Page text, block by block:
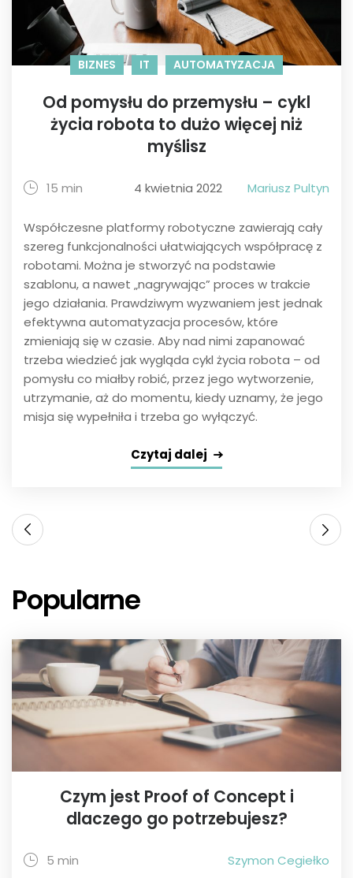
BIZNES IT AUTOMATYZACJA
Od pomysłu do przemysłu – cykl
życia robota to dużo więcej niż
myślisz
15 min 4 kwietnia 2022 Mariusz Pultyn
Współczesne platformy robotyczne zawierają cały
szereg funkcjonalności ułatwiających współpracę z
robotami. Można je stworzyć na podstawie
szablonu, a nawet „nagrywając” proces w trakcie
jego działania. Prawdziwym wyzwaniem jest jednak
efektywna automatyzacja procesów, które
zmieniają się w czasie. Aby nad nimi zapanować
trzeba wiedzieć jak wygląda cykl życia robota – od
pomysłu co miałby robić, przez jego wytworzenie,
utrzymanie, aż do momentu, kiedy uznamy, że jego
misja się wypełniła i trzeba go wyłączyć.
Czytaj dalej
Popularne
Czym jest Proof of Concept i
dlaczego go potrzebujesz?
5 min Szymon Cegiełko